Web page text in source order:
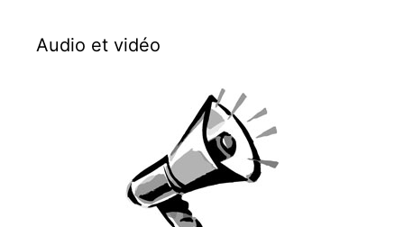
Audio et vidéo